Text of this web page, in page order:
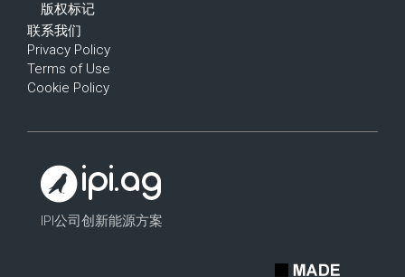
版权标记
联系我们
Privacy Policy
Terms of Use
Cookie Policy
IPI公司创新能源方案